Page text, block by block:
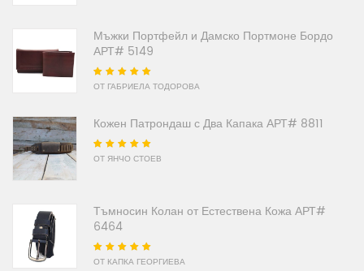
Мъжки Портфейл и Дамско Портмоне Бордо
АРТ# 5149
Оценено на5 от
ОТ ГАБРИЕЛА ТОДОРОВА
Кожен Патрондаш с Два Капака АРТ# 8811
Оценено на5от
ОТ ЯНЧО СТОЕВ
Тъмносин Колан от Естествена Кожа АРТ#
6464
Оценено на5от
ОТ КАПКА ГЕОРГИЕВА